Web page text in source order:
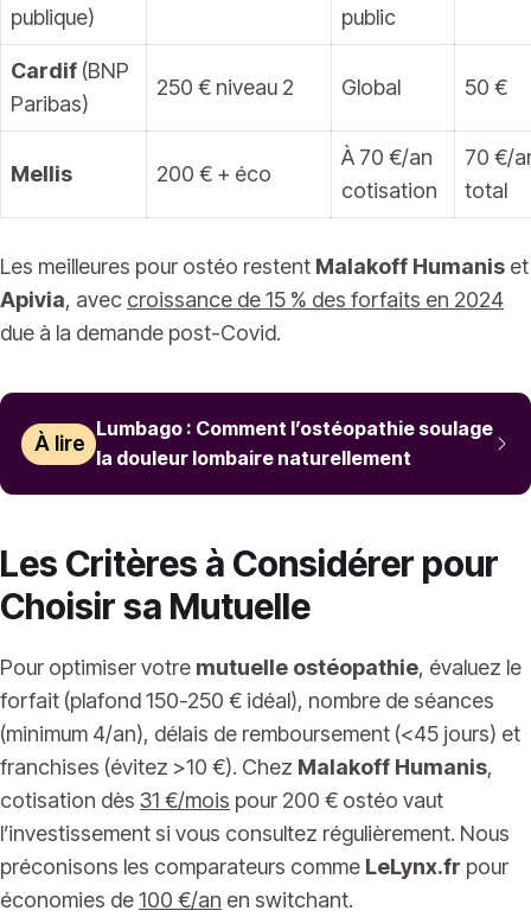
publique)
public
Cardif (BNP
Paribas)
250 € niveau 2 Global 50 €
Mellis 200 € + éco
À 70 €/an
cotisation
70 €/
total
Les meilleures pour ostéo restent Malakoff Humanis et
Apivia, avec croissance de 15 % des forfaits en 2024
due à la demande post-Covid.
À lire
Lumbago : Comment l’ostéopathie soulage
la douleur lombaire naturellement
Les Critères à Considérer pour
Choisir sa Mutuelle
Pour optimiser votre mutuelle ostéopathie, évaluez le
forfait (plafond 150-250 € idéal), nombre de séances
(minimum 4/an), délais de remboursement (<45 jours) et
franchises (évitez >10 €). Chez Malakoff Humanis,
cotisation dès 31 €/mois pour 200 € ostéo vaut
l’investissement si vous consultez régulièrement. Nous
préconisons les comparateurs comme LeLynx.fr pour
économies de100 €/an en switchant.